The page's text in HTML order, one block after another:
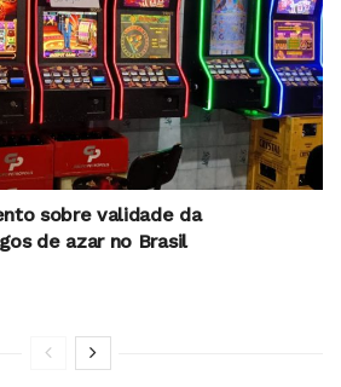
sobre validade da
de azar no Brasil